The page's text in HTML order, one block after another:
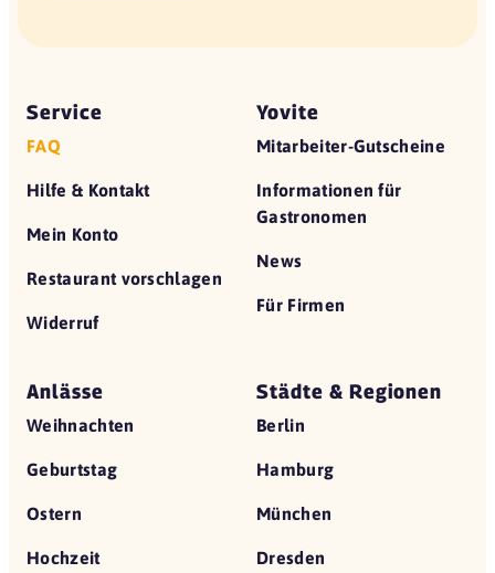
Service
FAQ
Hilfe & Kontakt
Mein Konto
Restaurant vorschlagen
Widerruf
Yovite
Mitarbeiter-Gutscheine
Informationen für
Gastronomen
News
Für Firmen
Anlässe
Weihnachten
Geburtstag
Ostern
Hochzeit
Städte & Regionen
Berlin
Hamburg
München
Dresden